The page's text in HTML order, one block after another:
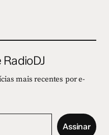
mais recentes por e-
Assinar